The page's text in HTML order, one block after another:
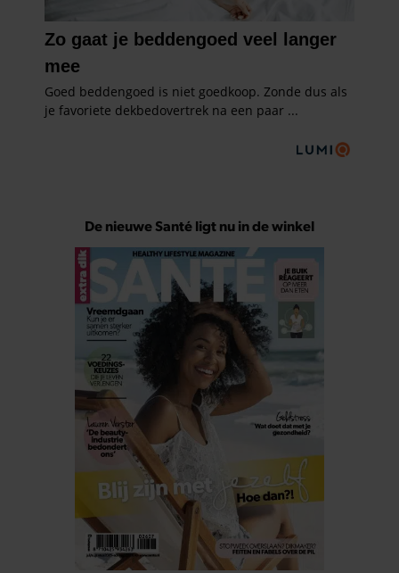
De nieuwe Santé ligt nu in de winkel